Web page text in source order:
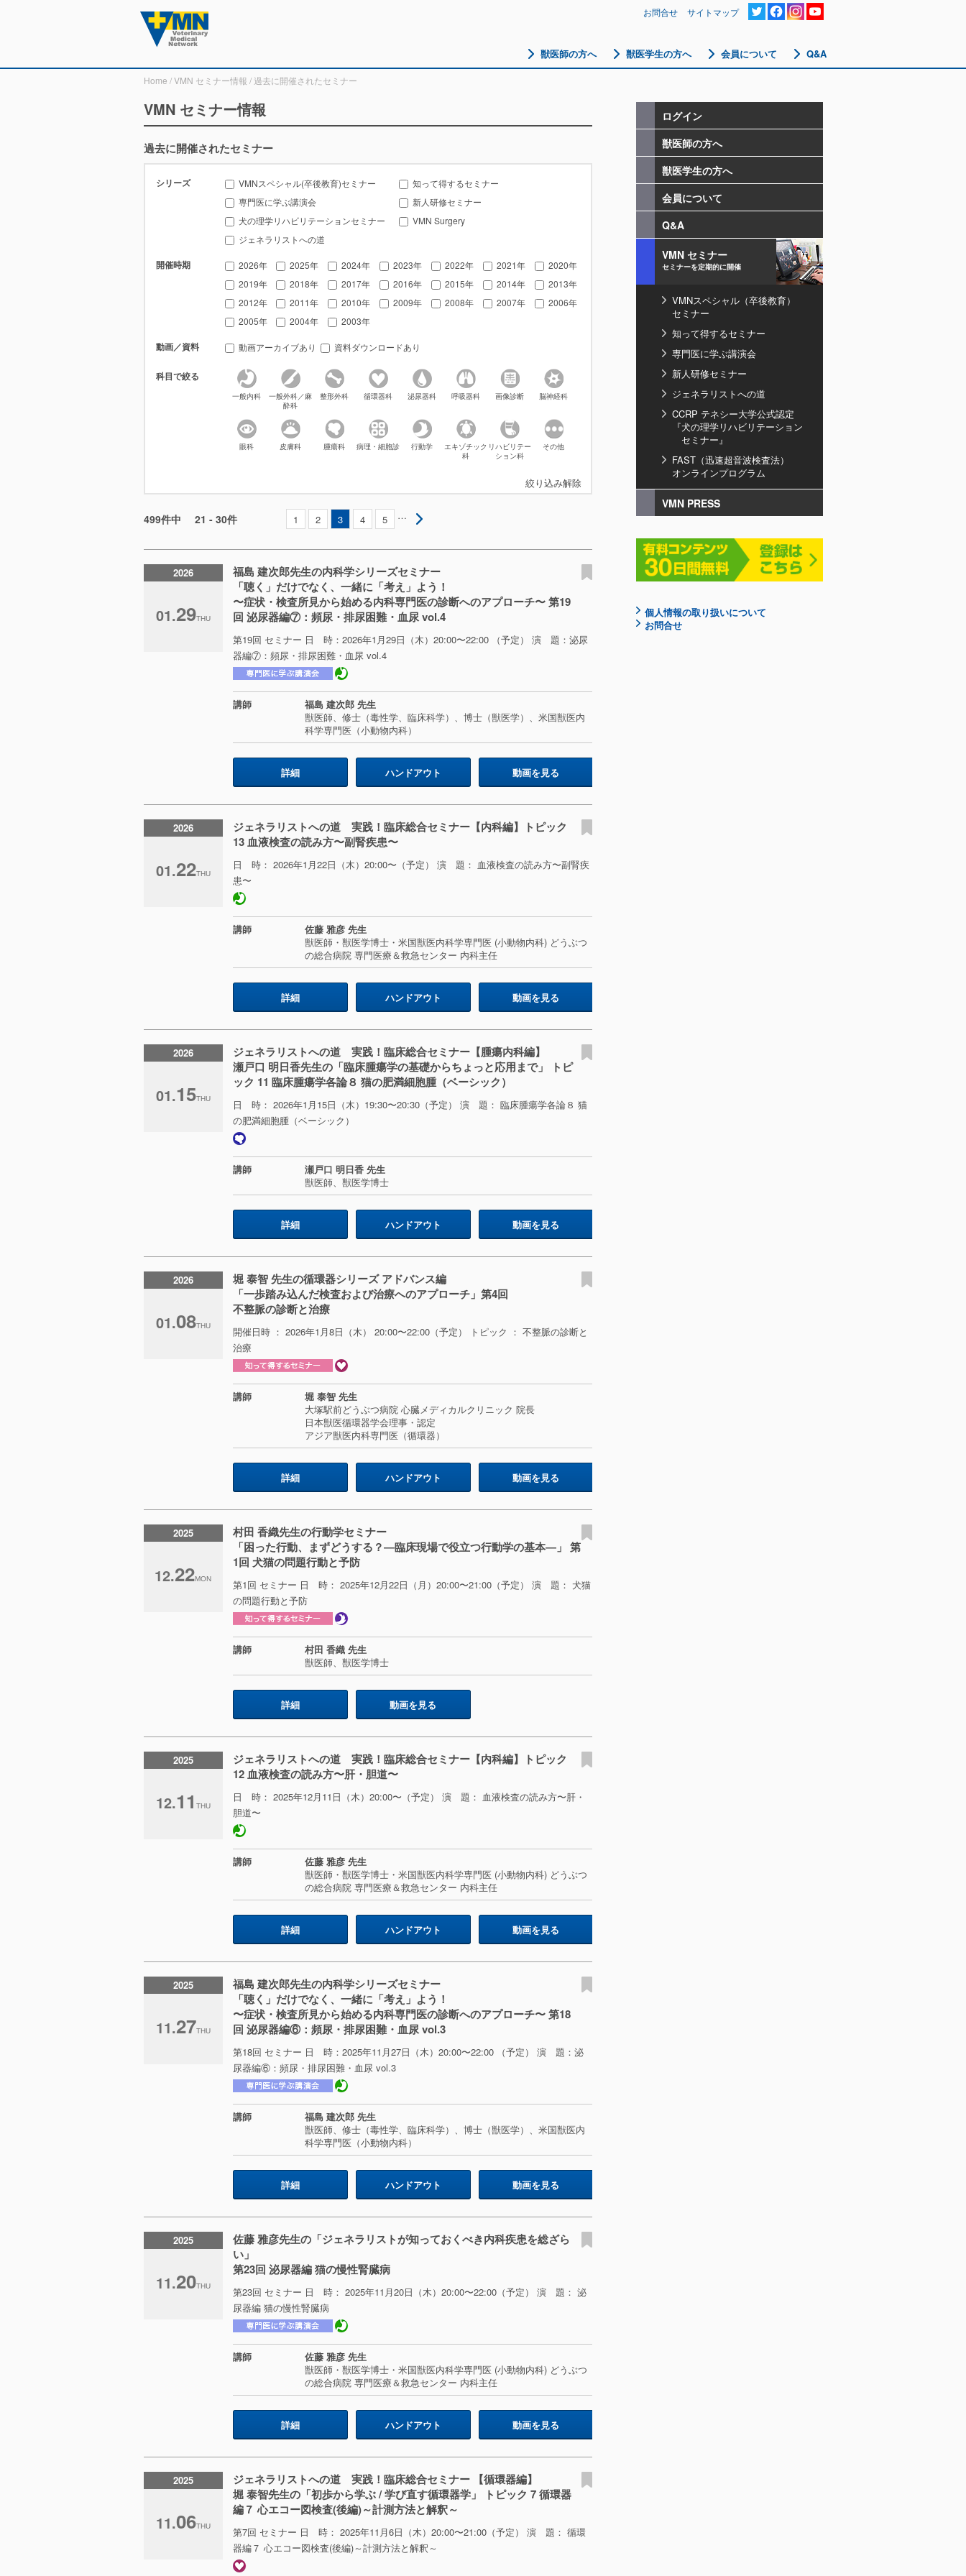
お問合せ サイトマップ
獣医師の方へ 獣医学生の方へ 会員について Q&A
Home /VMN セミナー情報 / 過去に開催されたセミナー
VMN セミナー情報
過去に開催されたセミナー
シリーズ VMNスペシャル(卒後教育)セミナー
知って得するセミナー
専門医に学ぶ講演会
新人研修セミナー
犬の理学リハビリテーションセミナー
VMN Surgery
ジェネラリストへの道
開催時期 2026年 2025年 2024年 2023年 2022年 2021年
2020年
2019年
2018年 2017年 2016年 2015年 2014年
2013年
2012年
2011年 2010年 2009年 2008年 2007年
2006年
2005年
2004年 2003年
動画／資料 動画アーカイブあり 資料ダウンロードあり
科目で絞る
一般内科
一般外科／麻
酔科
整形外科 循環器科 泌尿器科 呼吸器科 画像診断 脳神経科
眼科 皮膚科 腫瘍科 病理・細胞診 行動学
エキゾチック
科
リハビリテー
ション科
その他
絞り込み解除
499件中 21 - 30件 1 2 3 4 5 …
2026
01.29THU
福島 建次郎先生の内科学シリーズセミナー
「聴く」だけでなく、一緒に「考え」よう！
〜症状・検査所見から始める内科専門医の診断へのアプローチ〜 第19
回 泌尿器編⑦：頻尿・排尿困難・血尿 vol.4
第19回 セミナー 日 時：2026年1月29日（木）20:00〜22:00 （予定） 演 題：泌尿
器編⑦：頻尿・排尿困難・血尿 vol.4
講師
福島 建次郎 先生
獣医師、修士（毒性学、臨床科学）、博士（獣医学）、米国獣医内
科学専門医（小動物内科）
詳細 ハンドアウト 動画を見る
2026
01.22THU
ジェネラリストへの道 実践！臨床総合セミナー【内科編】トピック
13 血液検査の読み方〜副腎疾患〜
日 時： 2026年1月22日（木）20:00〜（予定） 演 題： 血液検査の読み方〜副腎疾
患〜
講師
佐藤 雅彦 先生
獣医師・獣医学博士・米国獣医内科学専門医 (小動物内科) どうぶつ
の総合病院 専門医療＆救急センター 内科主任
詳細 ハンドアウト 動画を見る
2026
01.15THU
ジェネラリストへの道 実践！臨床総合セミナー【腫瘍内科編】
瀬戸口 明日香先生の「臨床腫瘍学の基礎からちょっと応用まで」 トピ
ック 11 臨床腫瘍学各論８ 猫の肥満細胞腫（ベーシック）
日 時： 2026年1月15日（木）19:30〜20:30（予定） 演 題： 臨床腫瘍学各論８ 猫
の肥満細胞腫（ベーシック）
講師
瀬戸口 明日香 先生
獣医師、獣医学博士
詳細 ハンドアウト 動画を見る
2026
01.08THU
堀 泰智 先生の循環器シリーズ アドバンス編
「一歩踏み込んだ検査および治療へのアプローチ」第4回
不整脈の診断と治療
開催日時 ： 2026年1月8日（木） 20:00〜22:00（予定） トピック ： 不整脈の診断と
治療
講師
堀 泰智 先生
大塚駅前どうぶつ病院 心臓メディカルクリニック 院長
日本獣医循環器学会理事・認定
アジア獣医内科専門医（循環器）
詳細 ハンドアウト 動画を見る
2025
12.22MON
村田 香織先生の行動学セミナー
「困った行動、まずどうする？―臨床現場で役立つ行動学の基本―」 第
1回 犬猫の問題行動と予防
第1回 セミナー 日 時： 2025年12月22日（月）20:00〜21:00（予定） 演 題： 犬猫
の問題行動と予防
講師
村田 香織 先生
獣医師、獣医学博士
詳細 動画を見る
2025
12.11 THU
ジェネラリストへの道 実践！臨床総合セミナー【内科編】トピック
12 血液検査の読み方〜肝・胆道〜
日 時： 2025年12月11日（木）20:00〜（予定） 演 題： 血液検査の読み方〜肝・
胆道〜
講師
佐藤 雅彦 先生
獣医師・獣医学博士・米国獣医内科学専門医 (小動物内科) どうぶつ
の総合病院 専門医療＆救急センター 内科主任
詳細 ハンドアウト 動画を見る
2025
11.27THU
福島 建次郎先生の内科学シリーズセミナー
「聴く」だけでなく、一緒に「考え」よう！
〜症状・検査所見から始める内科専門医の診断へのアプローチ〜 第18
回 泌尿器編⑥：頻尿・排尿困難・血尿 vol.3
第18回 セミナー 日 時：2025年11月27日（木）20:00〜22:00 （予定） 演 題：泌
尿器編⑥：頻尿・排尿困難・血尿 vol.3
講師
福島 建次郎 先生
獣医師、修士（毒性学、臨床科学）、博士（獣医学）、米国獣医内
科学専門医（小動物内科）
詳細 ハンドアウト 動画を見る
2025
11.20THU
佐藤 雅彦先生の「ジェネラリストが知っておくべき内科疾患を総ざら
い」
第23回 泌尿器編 猫の慢性腎臓病
第23回 セミナー 日 時： 2025年11月20日（木）20:00〜22:00（予定） 演 題： 泌
尿器編 猫の慢性腎臓病
講師
佐藤 雅彦 先生
獣医師・獣医学博士・米国獣医内科学専門医 (小動物内科) どうぶつ
の総合病院 専門医療＆救急センター 内科主任
詳細 ハンドアウト 動画を見る
2025
11.06THU
ジェネラリストへの道 実践！臨床総合セミナー 【循環器編】
堀 泰智先生の「初歩から学ぶ / 学び直す循環器学」 トピック 7 循環器
編７ 心エコー図検査(後編)～計測方法と解釈～
第7回 セミナー 日 時： 2025年11月6日（木）20:00〜21:00（予定） 演 題： 循環
器編７ 心エコー図検査(後編)～計測方法と解釈～
ログイン
獣医師の方へ
獣医学生の方へ
会員について
Q&A
VMN セミナー
セミナーを定期的に開催
VMNスペシャル（卒後教育）
セミナー
知って得するセミナー
専門医に学ぶ講演会
新人研修セミナー
ジェネラリストへの道
CCRP テネシー大学公式認定
『犬の理学リハビリテーション
セミナー』
FAST（迅速超音波検査法）
オンラインプログラム
VMN PRESS
個人情報の取り扱いについて
お問合せ